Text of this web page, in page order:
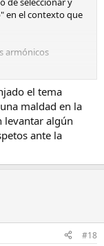
en el contexto que
armónicos
sonidos de las
nada más,
pero... como ya
entre ellas
de producir
para todo (y
posicionamiento
definitiva, ante tal
pueden hacer
el tema
maldad en la
levantar algún
ante la
#18